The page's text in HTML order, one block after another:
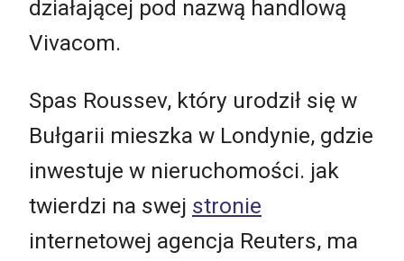
działającej pod nazwą handlową
Vivacom.
Spas Roussev, który urodził się w
Bułgarii mieszka w Londynie, gdzie
inwestuje w nieruchomości. jak
twierdzi na swej stronie
internetowej agencja Reuters, ma